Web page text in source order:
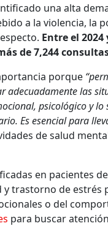
una alta
a la violencia, la
Entre el
de 7,244
porque
adecuadamente las
psicológico y
Es esencial para
de salud
en pacientes
y trastorno de
o del
para buscar